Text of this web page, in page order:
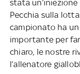
stata
Pecchia sulla lotta
campionato ha
importante per
chiaro, le nostre
l’allenatore